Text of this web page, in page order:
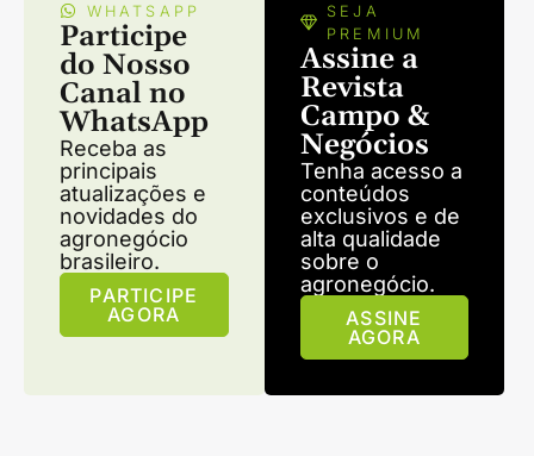
WHATSAPP
Participe
do Nosso
Canal no
WhatsApp
Receba as
principais
atualizações e
novidades do
agronegócio
brasileiro.
PARTICIPE
AGORA
SEJA
PREMIUM
Assine a
Revista
Campo &
Negócios
Tenha acesso a
conteúdos
exclusivos e de
alta qualidade
sobre o
agronegócio.
ASSINE
AGORA